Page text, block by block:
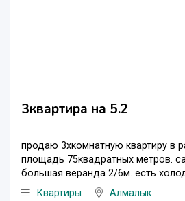
3квартира на 5.2
продаю 3хкомнатную квартиру в
площадь 75квадратных метров.
большая веранда 2/6м. есть
Квартиры
Алмалык